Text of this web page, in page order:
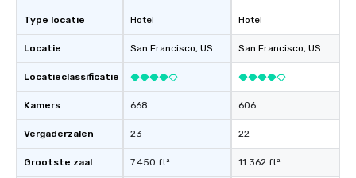
experience, we can
an evening helicopter
glittering lights of The
Memorable
experienced, and all
remember. Our one-
Type locatie
Locatie
Locatieclassificatie
Kamers
Vergaderzalen
Grootste zaal
Hotel
San Francisco, US
668
23
7.450 ft²
Hotel
San Francisco, US
606
22
11.362 ft²